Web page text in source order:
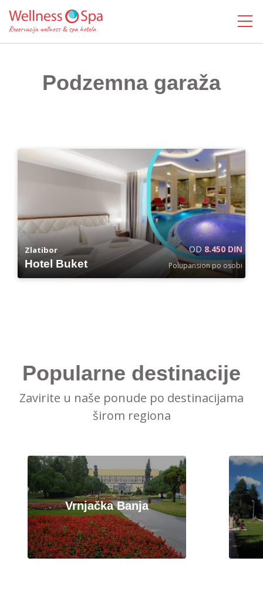
Podzemna garaža
Zlatibor
Hotel Buket
OD8.450 DIN
Polupansion po osobi
Popularne destinacije
Zavirite u naše ponude po destinacijama
širom regiona
Vrnjačka Banja